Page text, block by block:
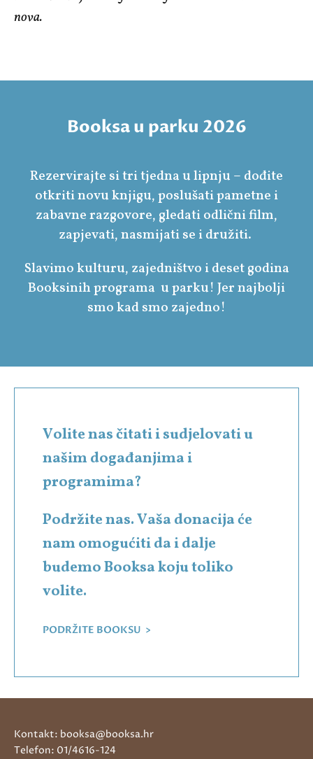
nova.
Booksa u parku 2026
Rezervirajte si tri tjedna u lipnju – dođite
otkriti novu knjigu, poslušati pametne i
zabavne razgovore, gledati odlični film,
zapjevati, nasmijati se i družiti.
Slavimo kulturu, zajedništvo i deset godina
Booksinih programa u parku! Jer najbolji
smo kad smo zajedno!
Volite nas čitati i sudjelovati u
našim događanjima i
programima?
Podržite nas. Vaša donacija će
nam omogućiti da i dalje
budemo Booksa koju toliko
volite.
PODRŽITE BOOKSU >
Kontakt: booksa@booksa.hr
Telefon: 01/4616-124